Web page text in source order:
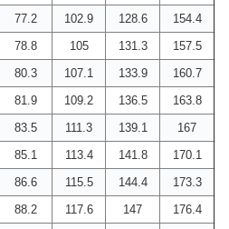
77.2 102.9 128.6
154.4
78.8 105 131.3
157.5
80.3 107.1 133.9
160.7
81.9 109.2 136.5
163.8
83.5 111.3 139.1
167
85.1 113.4 141.8
170.1
86.6 115.5 144.4
173.3
88.2 117.6 147
176.4